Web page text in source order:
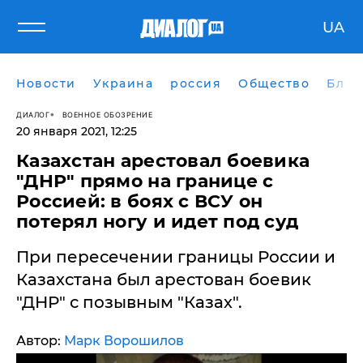
UA
Новости Украина россия Общество
ДИАЛОГ ВОЕННОЕ ОБОЗРЕНИЕ
20 января 2021, 12:25
Казахстан арестовал боевика
"ДНР" прямо на границе с
Россией: в боях с ВСУ он
потерял ногу и идет под суд
​При пересечении границы России и
Казахстана был арестован боевик
"ДНР" с позывным "Казах".
Автор: Марк Ворошилов